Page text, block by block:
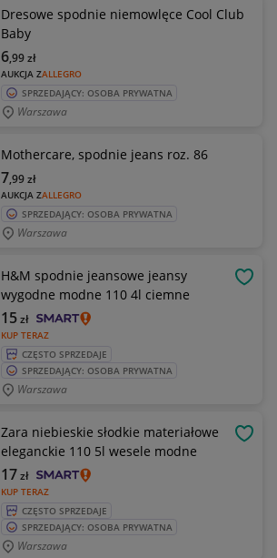
Dresowe spodnie niemowlęce Cool Club
Baby
AUKCJA ZALLEGRO
6,99zł
SPRZEDAJĄCY: OSOBA PRYWATNA
Warszawa
Mothercare, spodnie jeans roz. 86
AUKCJA ZALLEGRO
7,99zł
SPRZEDAJĄCY: OSOBA PRYWATNA
Warszawa
H&M spodnie jeansowe jeansy
wygodne modne 110 4l ciemne
KUP TERAZ
15zł
CZĘSTO SPRZEDAJE
SPRZEDAJĄCY: OSOBA PRYWATNA
Warszawa
Zara niebieskie słodkie materiałowe
eleganckie 110 5l wesele modne
KUP TERAZ
17zł
CZĘSTO SPRZEDAJE
SPRZEDAJĄCY: OSOBA PRYWATNA
Warszawa